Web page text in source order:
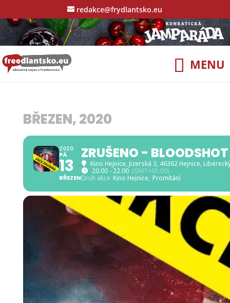
redakce@frydlantsko.eu
BŘEZEN, 2020
2020
PÁ
13
BŘEZEN
ZRUŠENO -
Kino Hejnice, Jizerská 3, 46362 Hejnice,
20.00 - 22.00 (GMT+01:00)
Druh akce Kino Hejnice, Promítání